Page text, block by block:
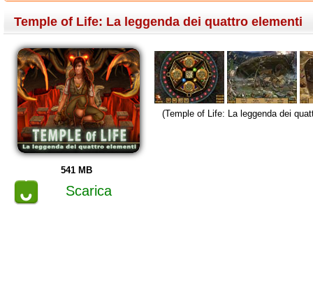
Temple of Life: La leggenda dei quattro elementi
541 MB
Scarica
(Temple of Life: La leggenda dei